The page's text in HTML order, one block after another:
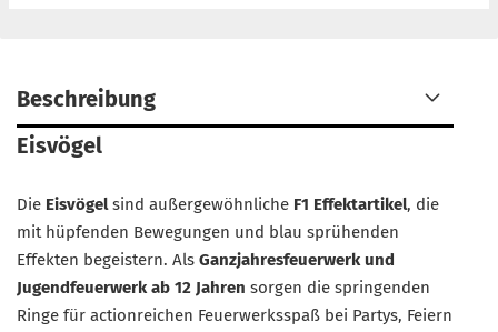
Beschreibung
Eisvögel
Die Eisvögelsind außergewöhnliche F1 Effektartikel, die
mit hüpfenden Bewegungen und blau sprühenden
Effekten begeistern. Als Ganzjahresfeuerwerk und
Jugendfeuerwerk ab 12 Jahren sorgen die springenden
Ringe für actionreichen Feuerwerksspaß bei Partys, Feiern